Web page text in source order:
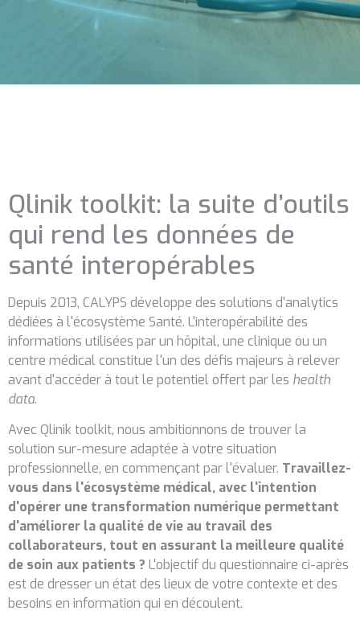
Qlinik toolkit: la suite d’outils
qui rend les données de
santé interopérables
Depuis 2013, CALYPS développe des solutions d'analytics
dédiées à l'écosystème Santé. L'interopérabilité des
informations utilisées par un hôpital, une clinique ou un
centre médical constitue l'un des défis majeurs à relever
avant d'accéder à tout le potentiel offert par les health
data.
Avec Qlinik toolkit, nous ambitionnons de trouver la
solution sur-mesure adaptée à votre situation
professionnelle, en commençant par l'évaluer. Travaillez-
vous dans l'écosystème médical, avec l'intention
d'opérer une transformation numérique permettant
d'améliorer la qualité de vie au travail des
collaborateurs, tout en assurant la meilleure qualité
de soin aux patients ? L'objectif du questionnaire ci-après
est de dresser un état des lieux de votre contexte et des
besoins en information qui en découlent.